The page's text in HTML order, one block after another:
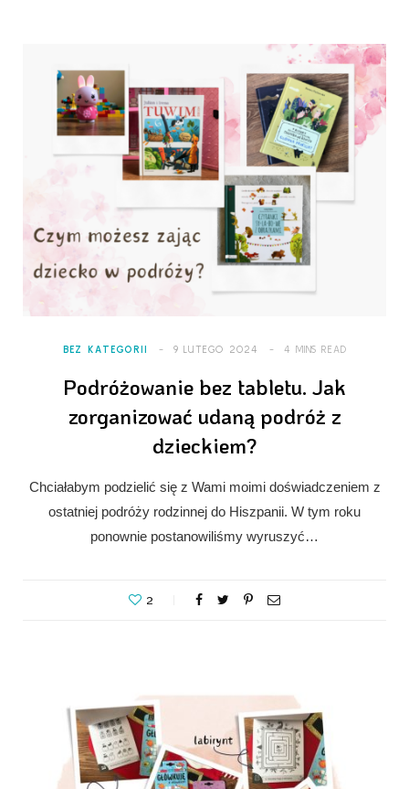
BEZ KATEGORII 9 LUTEGO 2024 4 MINS READ
Podróżowanie bez tabletu. Jak
zorganizować udaną podróż z
dzieckiem?
Chciałabym podzielić się z Wami moimi doświadczeniem z
ostatniej podróży rodzinnej do Hiszpanii. W tym roku
ponownie postanowiliśmy wyruszyć…
2